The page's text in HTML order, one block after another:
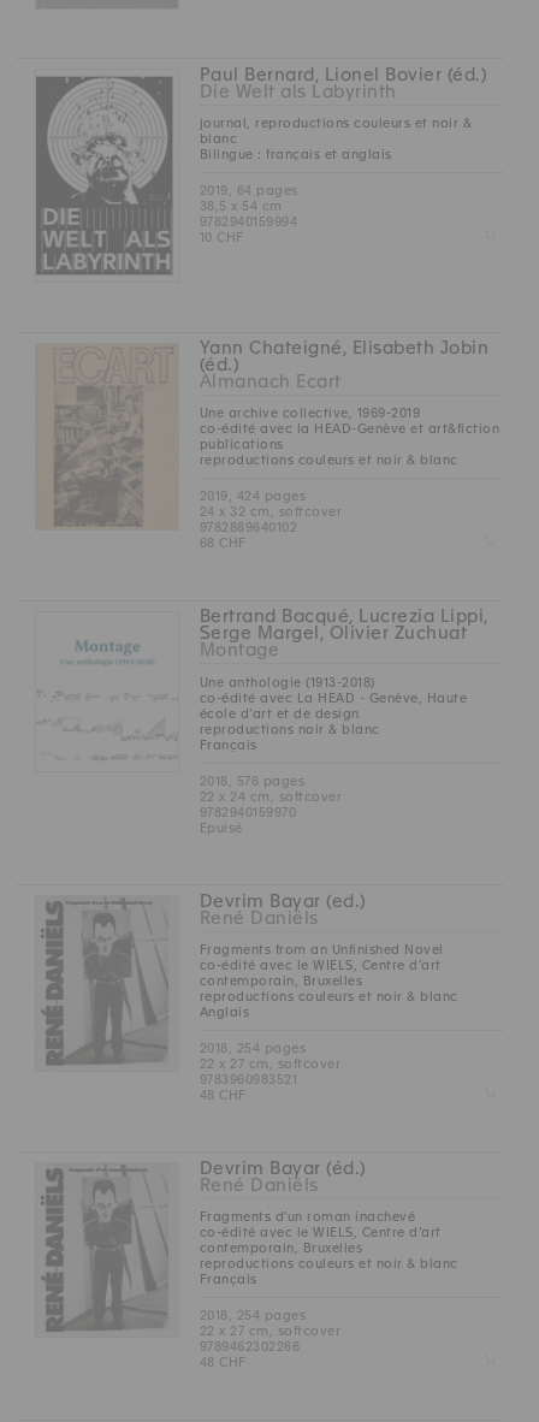
Paul Bernard, Lionel Bovier (éd.)
Die Welt als Labyrinth
journal, reproductions couleurs et noir &
blanc
Bilingue : français et anglais
2019, 64 pages
38,5 x 54 cm
9782940159994
10 CHF
Yann Chateigné, Elisabeth Jobin
(éd.)
Almanach Ecart
Une archive collective, 1969-2019
co-édité avec la HEAD-Genève et art&fiction
publications
reproductions couleurs et noir & blanc
2019, 424 pages
24 x 32 cm, softcover
9782889640102
68 CHF
Bertrand Bacqué, Lucrezia Lippi,
Serge Margel, Olivier Zuchuat
Montage
Une anthologie (1913-2018)
co-édité avec La HEAD - Genève, Haute
école d’art et de design
reproductions noir & blanc
Français
2018, 576 pages
22 x 24 cm, softcover
9782940159970
Epuisé
Devrim Bayar (ed.)
René Daniëls
Fragments from an Unfinished Novel
co-édité avec le WIELS, Centre d’art
contemporain, Bruxelles
reproductions couleurs et noir & blanc
Anglais
2018, 254 pages
22 x 27 cm, softcover
9783960983521
48 CHF
Devrim Bayar (éd.)
René Daniëls
Fragments d'un roman inachevé
co-édité avec le WIELS, Centre d’art
contemporain, Bruxelles
reproductions couleurs et noir & blanc
Français
2018, 254 pages
22 x 27 cm, softcover
9789462302266
48 CHF